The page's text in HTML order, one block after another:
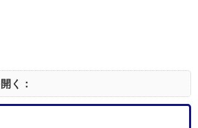
く：